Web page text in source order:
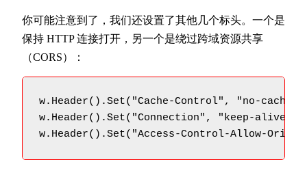
你可能注意到了，我们还设置了其他几个标头。一个是
保持 HTTP 连接打开，另一个是绕过跨域资源共享
（CORS）：
w.Header().Set("Cache-Control", "no-cache")
w.Header().Set("Connection", "keep-alive")
w.Header().Set("Access-Control-Allow-